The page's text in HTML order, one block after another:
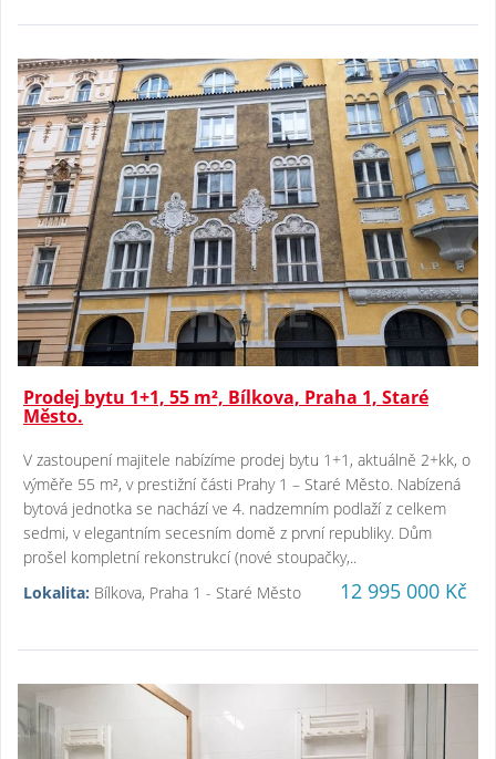
Prodej bytu 1+1, 55 m², Bílkova, Praha 1, Staré
Město.
V zastoupení majitele nabízíme prodej bytu 1+1, aktuálně 2+kk, o
výměře 55 m², v prestižní části Prahy 1 – Staré Město. Nabízená
bytová jednotka se nachází ve 4. nadzemním podlaží z celkem
sedmi, v elegantním secesním domě z první republiky. Dům
prošel kompletní rekonstrukcí (nové stoupačky,..
Lokalita: Bílkova, Praha 1 - Staré Město 12 995 000 Kč